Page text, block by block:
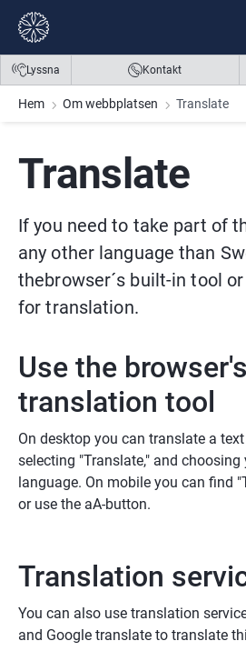
Gå till innehåll
Gå till meny
Gå till sidfot
Lyssna Kontakt
Hem Om webbplatsen Translate
Translate
If you need to take part of
any other language than
thebrowser´s built-in tool
for translation.
Use the
translation tool
On desktop you can translate a
selecting "Translate," and choosing
language. On mobile you can find
or use the aA-button.
Translation
You can also use translation
and Google translate to translate